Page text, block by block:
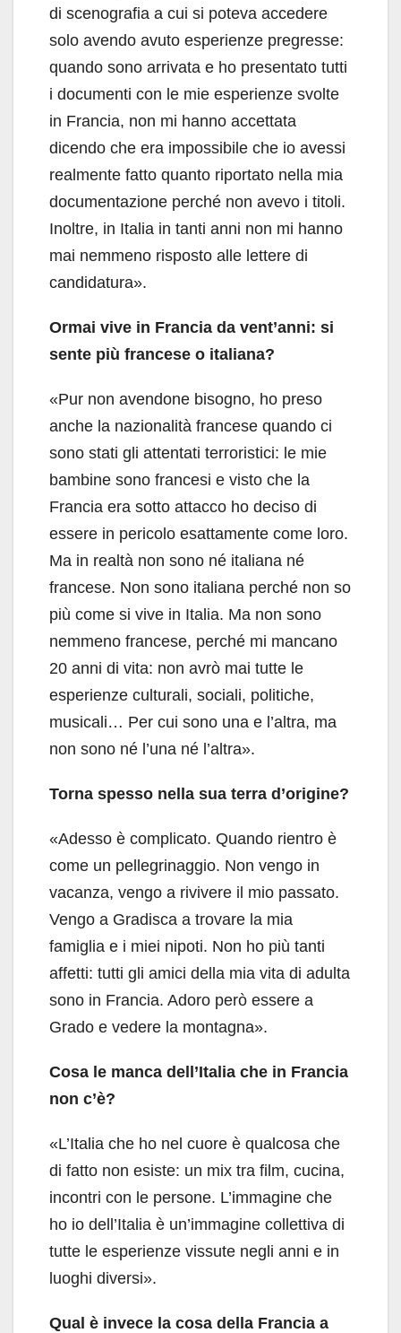
di scenografia a cui si poteva accedere
solo avendo avuto esperienze pregresse:
quando sono arrivata e ho presentato tutti
i documenti con le mie esperienze svolte
in Francia, non mi hanno accettata
dicendo che era impossibile che io avessi
realmente fatto quanto riportato nella mia
documentazione perché non avevo i titoli.
Inoltre, in Italia in tanti anni non mi hanno
mai nemmeno risposto alle lettere di
candidatura».
Ormai vive in Francia da vent’anni: si
sente più francese o italiana?
«Pur non avendone bisogno, ho preso
anche la nazionalità francese quando ci
sono stati gli attentati terroristici: le mie
bambine sono francesi e visto che la
Francia era sotto attacco ho deciso di
essere in pericolo esattamente come loro.
Ma in realtà non sono né italiana né
francese. Non sono italiana perché non so
più come si vive in Italia. Ma non sono
nemmeno francese, perché mi mancano
20 anni di vita: non avrò mai tutte le
esperienze culturali, sociali, politiche,
musicali… Per cui sono una e l’altra, ma
non sono né l’una né l’altra».
Torna spesso nella sua terra d’origine?
«Adesso è complicato. Quando rientro è
come un pellegrinaggio. Non vengo in
vacanza, vengo a rivivere il mio passato.
Vengo a Gradisca a trovare la mia
famiglia e i miei nipoti. Non ho più tanti
affetti: tutti gli amici della mia vita di adulta
sono in Francia. Adoro però essere a
Grado e vedere la montagna».
Cosa le manca dell’Italia che in Francia
non c’è?
«L’Italia che ho nel cuore è qualcosa che
di fatto non esiste: un mix tra film, cucina,
incontri con le persone. L’immagine che
ho io dell’Italia è un’immagine collettiva di
tutte le esperienze vissute negli anni e in
luoghi diversi».
Qual è invece la cosa della Francia a